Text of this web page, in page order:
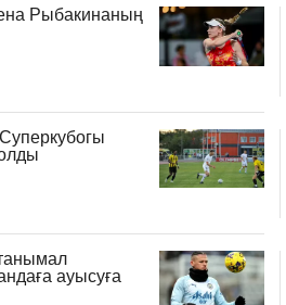
Рыбакинаның
ауысуға